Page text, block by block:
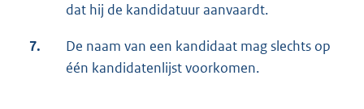
dat hij de kandidatuur aanvaardt.
7.
De naam van een kandidaat mag slechts op
één kandidatenlijst voorkomen.